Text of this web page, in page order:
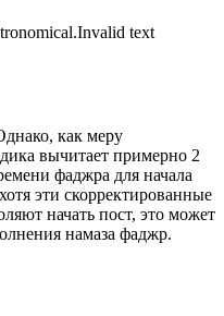
text
как меру
вычитает примерно 2
фаджра для начала
эти скорректированные
начать пост, это может
намаза фаджр.